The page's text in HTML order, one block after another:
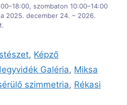
szombaton 10:00–14:00
2025. december 24. – 2026.
, Képző
Galéria, Miksa
szimmetria, Rékasi